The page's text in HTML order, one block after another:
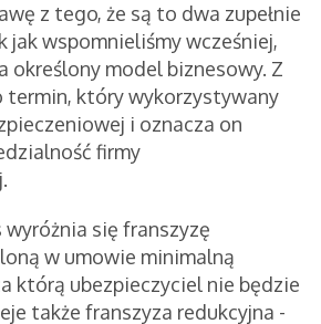
z tego, że są to dwa zupełnie
jak wspomnieliśmy wcześniej,
określony model biznesowy. Z
termin, który wykorzystywany
i oznacza on
firmy
się franszyzę
w umowie minimalną
którą ubezpieczyciel nie będzie
także franszyza redukcyjna -